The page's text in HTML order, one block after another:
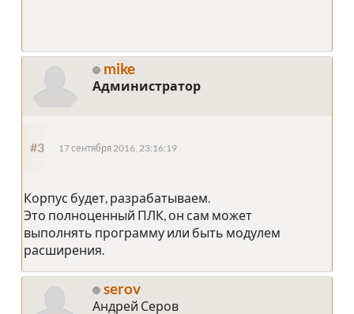
mike
Администратор
#3 17 сентября 2016, 23:16:19
Корпус будет, разрабатываем.
Это полноценный ПЛК, он сам может
выполнять программу или быть модулем
расширения.
serov
Андрей Серов